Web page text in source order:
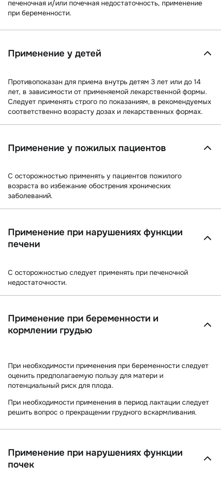
печеночная и/или почечная недостаточность, применение
при беременности.
Применение у детей
Противопоказан для приема внутрь детям 3 лет или до 14
лет, в зависимости от применяемой лекарственной формы.
Следует применять строго по показаниям, в рекомендуемых
соответственно возрасту дозах и лекарственных формах.
Применение у пожилых пациентов
С осторожностью применять у пациентов пожилого
возраста во избежание обострения хронических
заболеваний.
Применение при нарушениях функции
печени
С осторожностью следует применять при печеночной
недостаточности.
Применение при беременности и
кормлении грудью
При необходимости применения при беременности следует
оценить предполагаемую пользу для матери и
потенциальный риск для плода.
При необходимости применения в период лактации следует
решить вопрос о прекращении грудного вскармливания.
Применение при нарушениях функции
почек